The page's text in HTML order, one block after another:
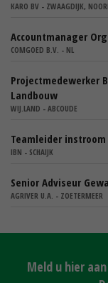
KARO BV - ZWAAGDIJK,
Accountmanager
COMGOED B.V. - NL
Projectmedewerker
Landbouw
WIJ.LAND - ABCOUDE
Teamleider
IBN - SCHAIJK
Senior Adviseur
AGRIVER U.A. - ZOETERMEER
Meld u hier